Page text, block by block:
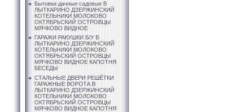
Бытовки дачные садовые В
ЛЫТКАРИНО ДЗЕРЖИНСКИЙ
КОТЕЛЬНИКИ МОЛОКОВО
ОКТЯБРЬСКИЙ ОСТРОВЦЫ
МЯЧКОВО ВИДНОЕ
ГАРАЖИ РАКУШКИ Б/У В
ЛЫТКАРИНО ДЗЕРЖИНСКИЙ
КОТЕЛЬНИКИ МОЛОКОВО
ОКТЯБРЬСКИЙ ОСТРОВЦЫ
МЯЧКОВО ВИДНОЕ КАПОТНЯ
БЕСЕДЫ
СТАЛЬНЫЕ ДВЕРИ РЕШЁТКИ
ГАРАЖНЫЕ ВОРОТА В
ЛЫТКАРИНО ДЗЕРЖИНСКИЙ
КОТЕЛЬНИКИ МОЛОКОВО
ОКТЯБРЬСКИЙ ОСТРОВЦЫ
МЯЧКОВО ВИДНОЕ КАПОТНЯ